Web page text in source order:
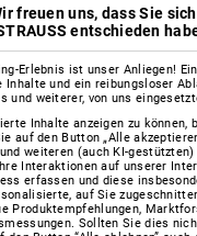
freuen uns, dass Sie
entschieden
Erlebnis ist unser Anliegen!
und ein reibungsloser
und weiterer, von uns
Inhalte anzeigen zu können,
auf den Button „Alle
weiteren (auch KI-
Interaktionen auf unserer
erfassen und diese
auf Sie
Produktempfehlungen,
Sollten Sie dies